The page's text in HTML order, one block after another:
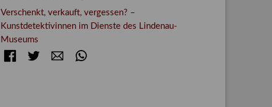
Verschenkt, verkauft, vergessen? –
Kunstdetektivinnen im Dienste des Lindenau-
Museums
FacebookTwitter E-mail